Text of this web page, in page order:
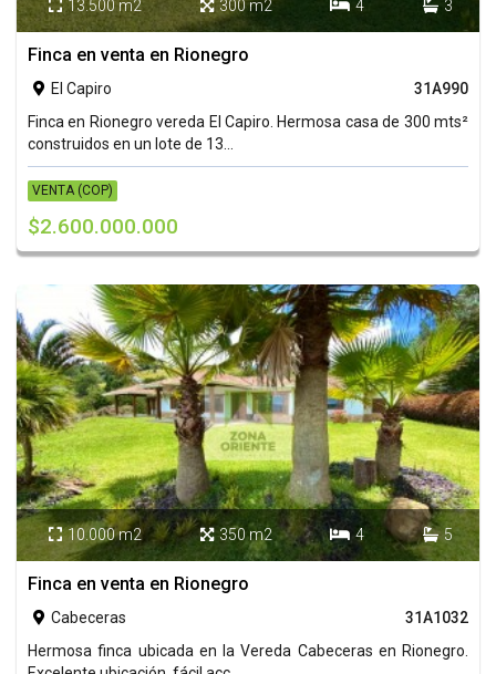
 13.500 m2  300 m2  4  3
Finca en venta en Rionegro
 El Capiro
31A990
Finca en Rionegro vereda El Capiro. Hermosa casa de 300 mts²
construidos en un lote de 13...
VENTA (COP)
$2.600.000.000
 10.000 m2  350 m2  4  5
Finca en venta en Rionegro
 Cabeceras
31A1032
Hermosa finca ubicada en la Vereda Cabeceras en Rionegro.